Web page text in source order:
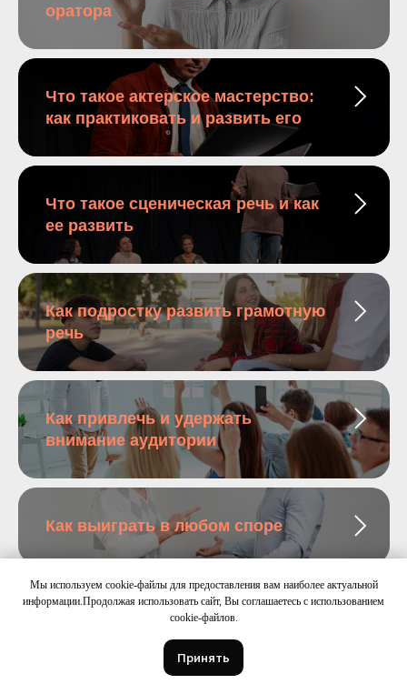
Мы используем cookie-файлы для предоставления вам наиболее актуальной
информации.Продолжая использовать сайт, Вы соглашаетесь с использованием
cookie-файлов.
Принять
оратора
Что такое актерское мастерство:
как практиковать и развить его
Что такое сценическая речь и как
ее развить
Как подростку развить грамотную
речь
Как привлечь и удержать
внимание аудитории
Как выиграть в любом споре
Как развить красноречие